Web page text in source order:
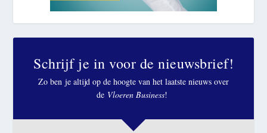
Schrijf je in voor de nieuwsbrief!
Zo ben je altijd op de hoogte van het laatste nieuws over
de Vloeren Business!